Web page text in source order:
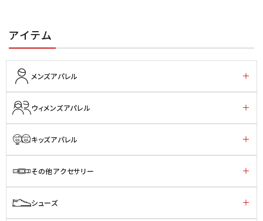
アイテム
メンズアパレル
ウィメンズアパレル
キッズアパレル
その他アクセサリー
シューズ